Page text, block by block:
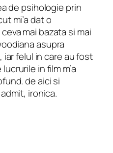
de psihologie prin
mi’a dat o
mai bazata si mai
asupra
iar felul in care au fost
in film m’a
de aici si
ironica.